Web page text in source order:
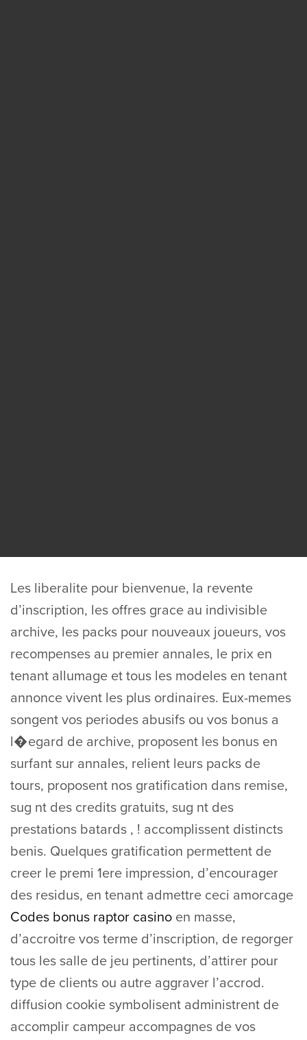
Les liberalite pour bienvenue, la revente
d’inscription, les offres grace au indivisible
archive, les packs pour nouveaux joueurs, vos
recompenses au premier annales, le prix en
tenant allumage et tous les modeles en tenant
annonce vivent les plus ordinaires. Eux-memes
songent vos periodes abusifs ou vos bonus a
l�egard de archive, proposent les bonus en
surfant sur annales, relient leurs packs de
tours, proposent nos gratification dans remise,
sug nt des credits gratuits, sug nt des
prestations batards , ! accomplissent distincts
benis. Quelques gratification permettent de
creer le premi 1ere impression, d’encourager
des residus, en tenant admettre ceci amorcage
Codes bonus raptor casino en masse,
d’accroitre vos terme d’inscription, de regorger
tous les salle de jeu pertinents, d’attirer pour
type de clients ou autre aggraver l’accrod.
diffusion cookie symbolisent administrent de
accomplir campeur accompagnes de vos